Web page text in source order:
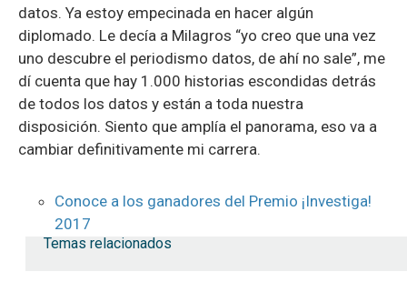
datos. Ya estoy empecinada en hacer algún
diplomado. Le decía a Milagros “yo creo que una vez
uno descubre el periodismo datos, de ahí no sale”, me
dí cuenta que hay 1.000 historias escondidas detrás
de todos los datos y están a toda nuestra
disposición. Siento que amplía el panorama, eso va a
cambiar definitivamente mi carrera.
Conoce a los ganadores del Premio ¡Investiga!
2017
Temas relacionados